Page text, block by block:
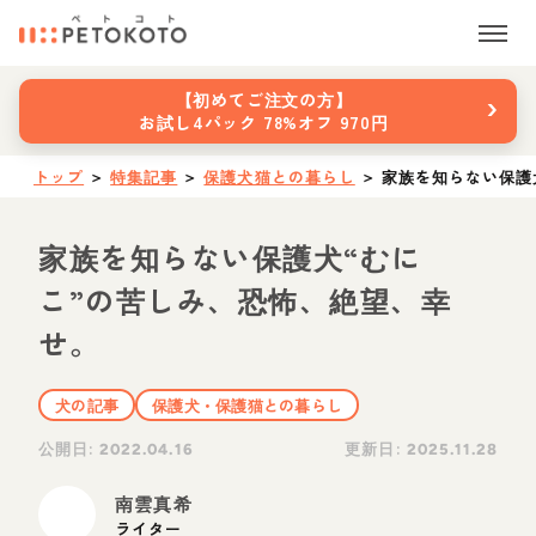
【初めてご注文の方】
お試し4パック 78%オフ 970円
›
トップ ＞ 特集記事 ＞ 保護犬猫との暮らし ＞ 家族を知らない保
家族を知らない保護犬“むに
こ”の苦しみ、恐怖、絶望、幸
せ。
犬の記事
保護犬・保護猫との暮らし
公開日:2022.04.16 更新日: 2025.11.28
南雲真希
ライター